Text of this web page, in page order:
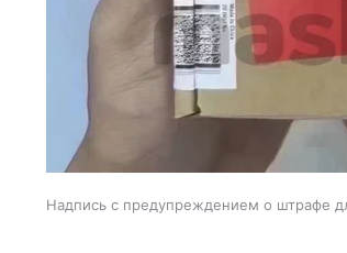
Надпись с предупреждением о штрафе